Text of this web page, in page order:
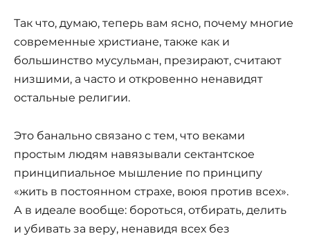
Так что, думаю, теперь вам ясно, почему многие
современные христиане, также как и
большинство мусульман, презирают, считают
низшими, а часто и откровенно ненавидят
остальные религии.
Это банально связано с тем, что веками
простым людям навязывали сектантское
принципиальное мышление по принципу
«жить в постоянном страхе, воюя против всех».
А в идеале вообще: бороться, отбирать, делить
и убивать за веру, ненавидя всех без